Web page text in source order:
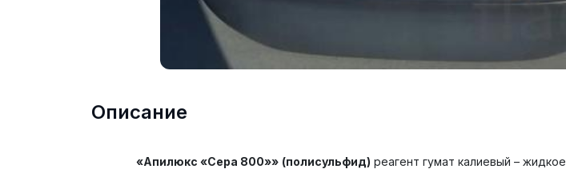
Описание
«Апилюкс «Сера 800»» (полисульфид) реагент гумат калиевый – жидкое